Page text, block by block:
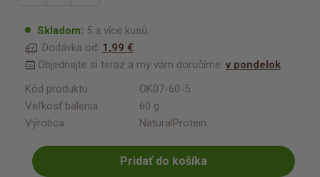
Skladom: 5 a více kusů
Dodávka od: 1,99 €
Objednajte si teraz a my vám doručíme: v pondelok
Kód produktu
OK07-60-5
Veľkosť balenia
60 g
Výrobca
NaturalProtein
Pridať do košíka